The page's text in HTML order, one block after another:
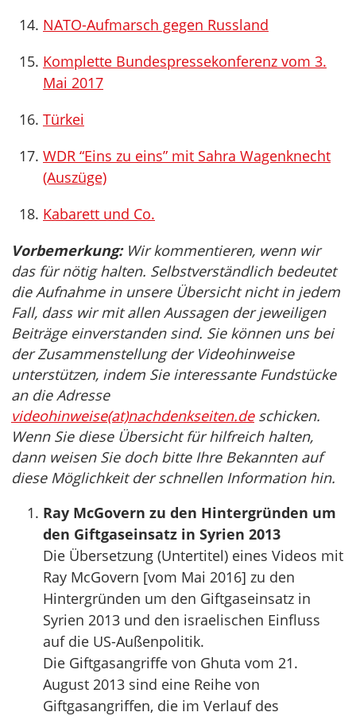
NATO-Aufmarsch gegen Russland
Komplette Bundespressekonferenz vom 3.
Mai 2017
Türkei
WDR “Eins zu eins” mit Sahra Wagenknecht
(Auszüge)
Kabarett und Co.
Vorbemerkung:Wir kommentieren, wenn wir
das für nötig halten. Selbstverständlich bedeutet
die Aufnahme in unsere Übersicht nicht in jedem
Fall, dass wir mit allen Aussagen der jeweiligen
Beiträge einverstanden sind. Sie können uns bei
der Zusammenstellung der Videohinweise
unterstützen, indem Sie interessante Fundstücke
an die Adresse
videohinweise(at)nachdenkseiten.deschicken.
Wenn Sie diese Übersicht für hilfreich halten,
dann weisen Sie doch bitte Ihre Bekannten auf
diese Möglichkeit der schnellen Information hin.
Ray McGovern zu den Hintergründen um
den Giftgaseinsatz in Syrien 2013
Die Übersetzung (Untertitel) eines Videos mit
Ray McGovern [vom Mai 2016] zu den
Hintergründen um den Giftgaseinsatz in
Syrien 2013 und den israelischen Einfluss
auf die US-Außenpolitik.
Die Giftgasangriffe von Ghuta vom 21.
August 2013 sind eine Reihe von
Giftgasangriffen, die im Verlauf des